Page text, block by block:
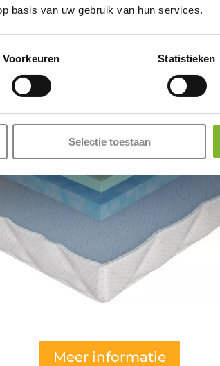
basis van uw gebruik van hun services.
Voorkeuren Statistieken
Selectie toestaan
Meer informatie